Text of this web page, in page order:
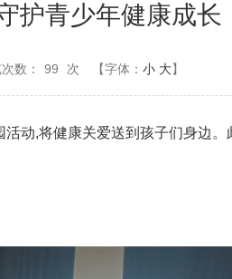
护青少年健康成长
数： 99 次 【字体： 小 大】
动,将健康关爱送到孩子们身边。